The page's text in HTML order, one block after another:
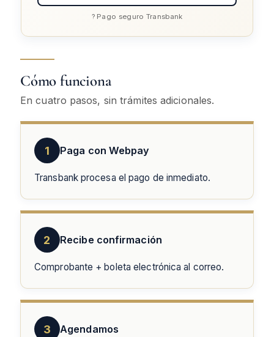
? Pago seguro Transbank
Cómo funciona
En cuatro pasos, sin trámites adicionales.
1 Paga con Webpay
Transbank procesa el pago de inmediato.
2 Recibe confirmación
Comprobante + boleta electrónica al correo.
3 Agendamos